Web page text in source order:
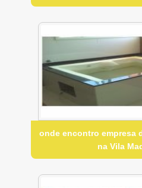
onde encontro empresa
na Vila